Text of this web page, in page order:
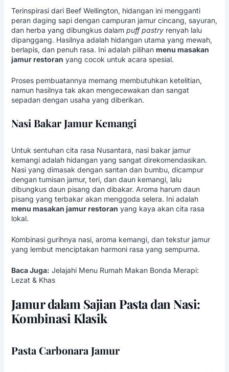
Terinspirasi dari Beef Wellington, hidangan ini mengganti
peran daging sapi dengan campuran jamur cincang, sayuran,
dan herba yang dibungkus dalam puff pastryrenyah lalu
dipanggang. Hasilnya adalah hidangan utama yang mewah,
berlapis, dan penuh rasa. Ini adalah pilihan menu masakan
jamur restoran yang cocok untuk acara spesial.
Proses pembuatannya memang membutuhkan ketelitian,
namun hasilnya tak akan mengecewakan dan sangat
sepadan dengan usaha yang diberikan.
Nasi Bakar Jamur Kemangi
Untuk sentuhan cita rasa Nusantara, nasi bakar jamur
kemangi adalah hidangan yang sangat direkomendasikan.
Nasi yang dimasak dengan santan dan bumbu, dicampur
dengan tumisan jamur, teri, dan daun kemangi, lalu
dibungkus daun pisang dan dibakar. Aroma harum daun
pisang yang terbakar akan menggoda selera. Ini adalah
menu masakan jamur restoran yang kaya akan cita rasa
lokal.
Kombinasi gurihnya nasi, aroma kemangi, dan tekstur jamur
yang lembut menciptakan harmoni rasa yang sempurna.
Baca Juga: Jelajahi Menu Rumah Makan Bonda Merapi:
Lezat & Khas
Jamur dalam Sajian Pasta dan Nasi:
Kombinasi Klasik
Pasta Carbonara Jamur